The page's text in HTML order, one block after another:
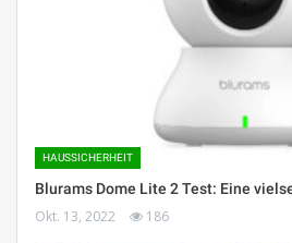
HAUSSICHERHEIT
Blurams Dome Lite 2 Test: Eine
Okt. 13, 2022 186